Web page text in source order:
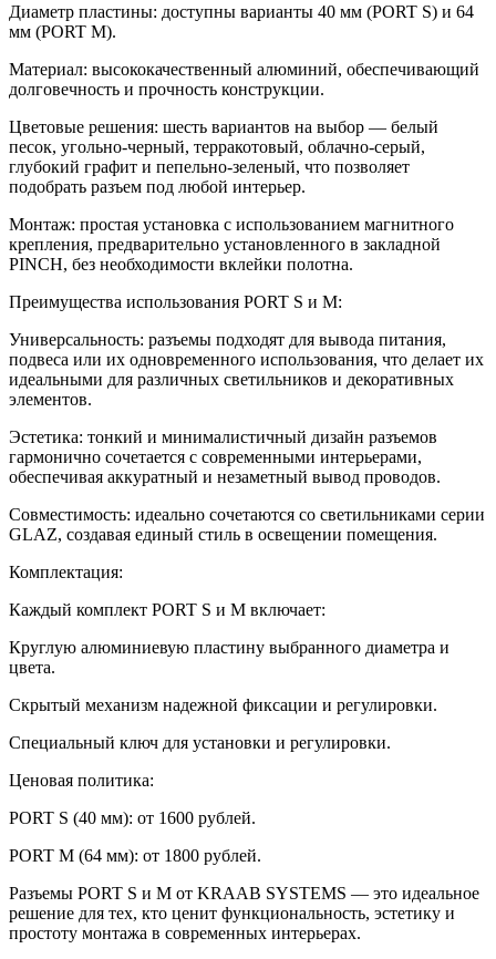
Диаметр пластины: доступны варианты 40 мм (PORT S) и 64
мм (PORT M).
Материал: высококачественный алюминий, обеспечивающий
долговечность и прочность конструкции.
Цветовые решения: шесть вариантов на выбор — белый
песок, угольно-черный, терракотовый, облачно-серый,
глубокий графит и пепельно-зеленый, что позволяет
подобрать разъем под любой интерьер.
Монтаж: простая установка с использованием магнитного
крепления, предварительно установленного в закладной
PINCH, без необходимости вклейки полотна.
Преимущества использования PORT S и M:
Универсальность: разъемы подходят для вывода питания,
подвеса или их одновременного использования, что делает их
идеальными для различных светильников и декоративных
элементов.
Эстетика: тонкий и минималистичный дизайн разъемов
гармонично сочетается с современными интерьерами,
обеспечивая аккуратный и незаметный вывод проводов.
Совместимость: идеально сочетаются со светильниками серии
GLAZ, создавая единый стиль в освещении помещения.
Комплектация:
Каждый комплект PORT S и M включает:
Круглую алюминиевую пластину выбранного диаметра и
цвета.
Скрытый механизм надежной фиксации и регулировки.
Специальный ключ для установки и регулировки.
Ценовая политика:
PORT S (40 мм): от 1600 рублей.
PORT M (64 мм): от 1800 рублей.
Разъемы PORT S и M от KRAAB SYSTEMS — это идеальное
решение для тех, кто ценит функциональность, эстетику и
простоту монтажа в современных интерьерах.